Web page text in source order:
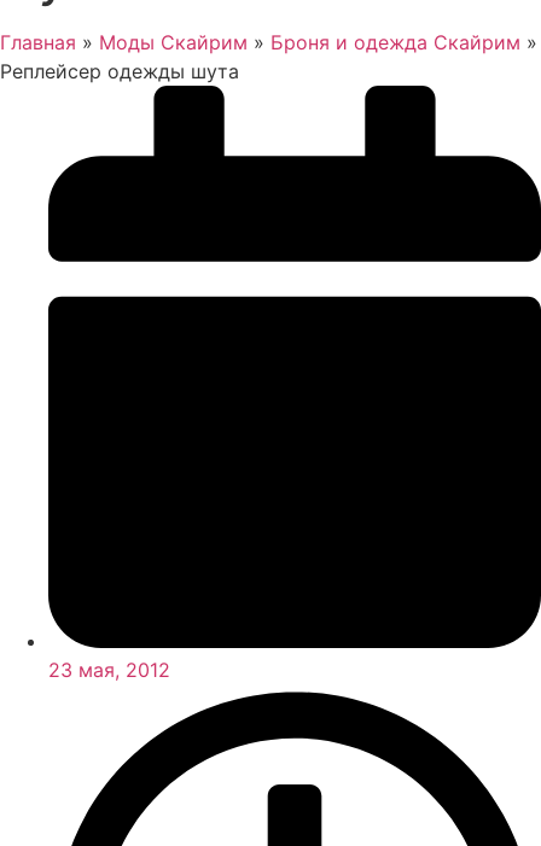
Главная » Моды Скайрим » Броня и одежда Скайрим »
Реплейсер одежды шута
23 мая, 2012